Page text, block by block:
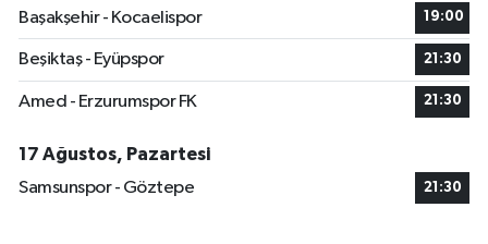
Başakşehir - Kocaelispor
19:00
Beşiktaş - Eyüpspor 21:30
Amed - Erzurumspor FK 21:30
17 Ağustos, Pazartesi
Samsunspor - Göztepe
21:30